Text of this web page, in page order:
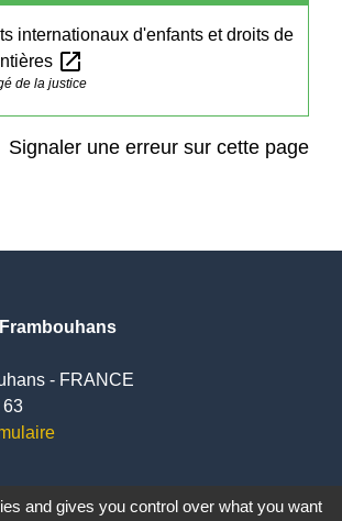
internationaux d'enfants et droits de
open_in_new
de la justice
Signaler une erreur sur cette page
- FRANCE
63
and gives you control over what you want